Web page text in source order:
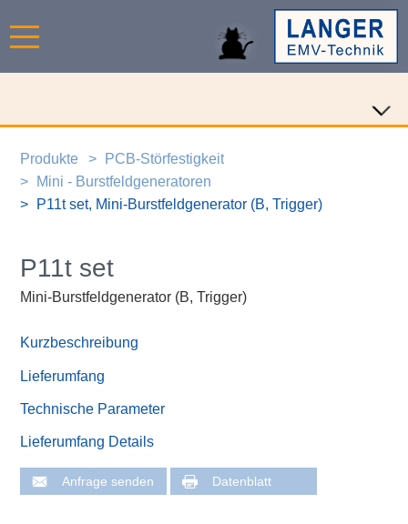
Produkte
PCB-Störfestigkeit
Mini - Burstfeldgeneratoren
P11t set, Mini-Burstfeldgenerator (B, Trigger)
P11t set
Mini-Burstfeldgenerator (B, Trigger)
Kurzbeschreibung
Lieferumfang
Technische Parameter
Lieferumfang Details
Anfrage senden Datenblatt